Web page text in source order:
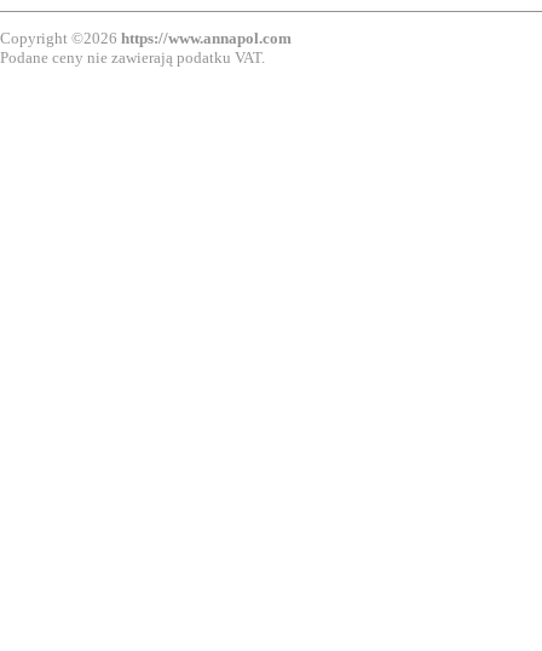
Copyright ©2026 https://www.annapol.com
Podane ceny nie zawierają podatku VAT.